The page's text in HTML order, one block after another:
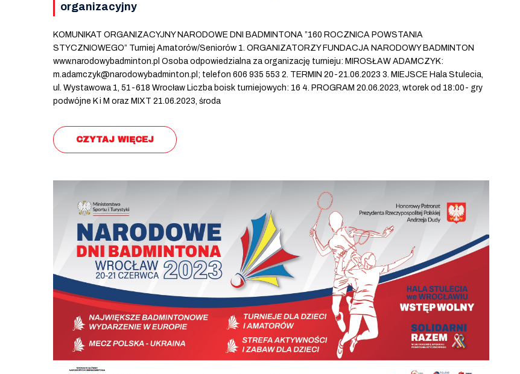
organizacyjny
KOMUNIKAT ORGANIZACYJNY NARODOWE DNI BADMINTONA ”160 ROCZNICA POWSTANIA
STYCZNIOWEGO” Turniej Amatorów/Seniorów 1. ORGANIZATORZY FUNDACJA NARODOWY BADMINTON
www.narodowybadminton.pl Osoba odpowiedzialna za organizację turnieju: MIROSŁAW ADAMCZYK:
m.adamczyk@narodowybadminton.pl; telefon 606 935 553 2. TERMIN 20-21.06.2023 3. MIEJSCE Hala Stulecia,
ul. Wystawowa 1, 51-618 Wrocław Liczba boisk turniejowych: 16 4. PROGRAM 20.06.2023, wtorek od 18:00- gry
podwójne K i M oraz MIXT 21.06.2023, środa
CZYTAJ WIĘCEJ